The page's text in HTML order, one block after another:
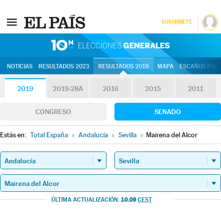
SUSCRÍBETE
NOTICIAS RESULTADOS 2023 RESULTADOS 2019 MAPA ESCAÑOS
2019 2019-28A 2016 2015 2011
CONGRESO SENADO
Estás en: Total España » Andalucía » Sevilla » Mairena del Alcor
ÚLTIMA ACTUALIZACIÓN: 10.09 CEST